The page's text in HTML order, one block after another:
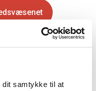
dit samtykke til at
for utilsigtede
og
17. september 2024